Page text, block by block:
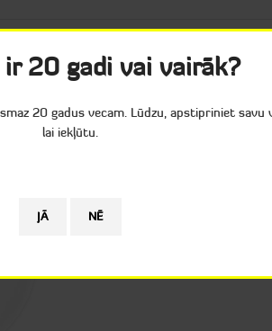
20 gadi vai vairāk?
20 gadus vecam. Lūdzu, apstipriniet savu
lai iekļūtu.